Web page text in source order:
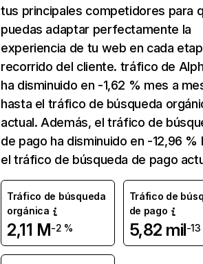
tus principales competidores para
puedas adaptar perfectamente la
experiencia de tu web en cada
recorrido del cliente. tráfico de
ha disminuido en -1,62 % mes a
hasta el tráfico de búsqueda
actual. Además, el tráfico de
de pago ha disminuido en -12,96 %
el tráfico de búsqueda de pago
Tráfico de búsqueda
orgánica
2,11 M-2 %
Tráfico de
de pago
5,82 mil-13